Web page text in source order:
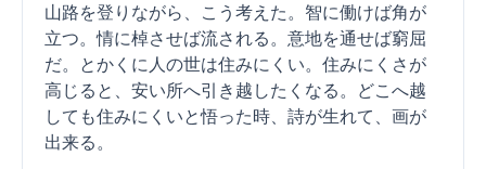
山路を登りながら、こう考えた。智に働けば角が
立つ。情に棹させば流される。意地を通せば窮屈
だ。とかくに人の世は住みにくい。住みにくさが
高じると、安い所へ引き越したくなる。どこへ越
しても住みにくいと悟った時、詩が生れて、画が
出来る。